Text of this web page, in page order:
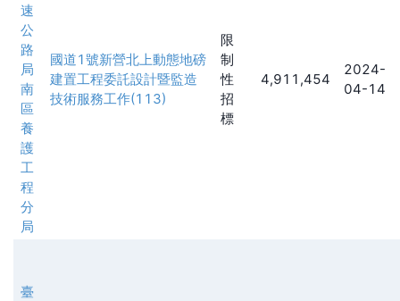
速
公
路
局
南
區
養
護
工
程
分
局
國道1號新營北上動態地磅
建置工程委託設計暨監造
技術服務工作(113)
限
制
性
招
標
4,911,454
2024-
04-14
臺